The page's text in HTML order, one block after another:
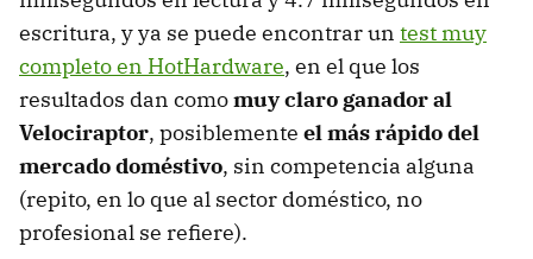
escritura, y ya se puede encontrar un test muy
completo en HotHardware, en el que los
resultados dan comomuy claro ganador al
Velociraptor, posiblemente el más rápido del
mercado doméstivo, sin competencia alguna
(repito, en lo que al sector doméstico, no
profesional se refiere).